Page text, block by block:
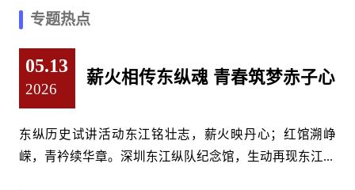
专题热点
05.13
2026
薪火相传东纵魂 青春筑梦赤子心
东纵历史试讲活动东江铭壮志，薪火映丹心；红馆溯峥
嵘，青衿续华章。深圳东江纵队纪念馆，生动再现东江...